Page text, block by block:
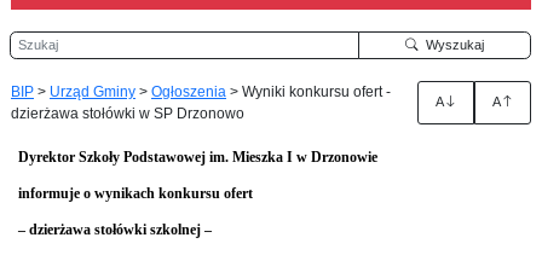
Szukaj Wyszukaj
BIP > Urząd Gminy > Ogłoszenia > Wyniki konkursu ofert -
dzierżawa stołówki w SP Drzonowo
A A
Dyrektor Szkoły Podstawowej im. Mieszka I w Drzonowie
informuje o wynikach konkursu ofert
– dzierżawa stołówki szkolnej –